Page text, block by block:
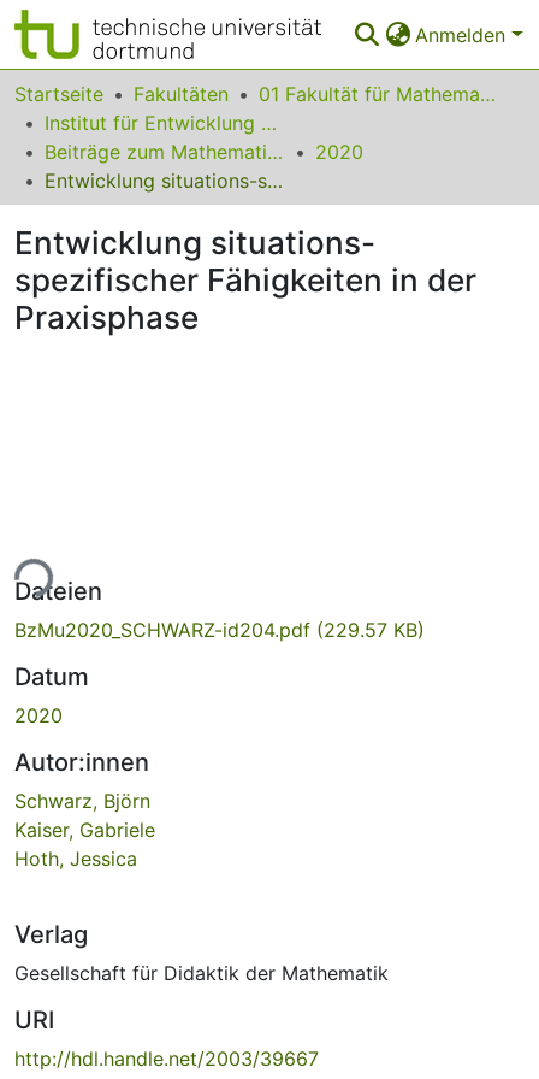
Anmelden
Bereiche & Sammlungen
Das gesamte Repositorium
Statistiken
FAQ
Leitlinien
Zurück zur Startseite
Startseite Fakultäten
01 Fakultät für Mathematik
Institut für Entwicklung und Erforschung des Mathematikunterrichts
Beiträge zum Mathematikunterricht
2020
Entwicklung situations-spezifischer Fähigkeiten in der Praxisphase
Entwicklung situations-
spezifischer Fähigkeiten in der
Praxisphase
Dateien
BzMu2020_SCHWARZ-id204.pdf (229.57 KB)
Datum
2020
Autor:innen
Schwarz, Björn
Kaiser, Gabriele
Hoth, Jessica
Verlag
Gesellschaft für Didaktik der Mathematik
URI
http://hdl.handle.net/2003/39667